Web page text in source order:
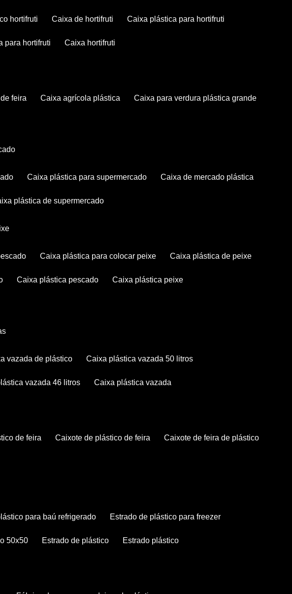
hortifruti caixa de hortifruti caixa plástica para hortifruti
para hortifruti caixa hortifruti
feira caixa agrícola plástica caixa para verdura plástica grande
caixa plástica para supermercado caixa de mercado plástica
plástica de supermercado
caixa plástica para colocar peixe caixa plástica de peixe
caixa plástica pescado caixa plástica peixe
vazada de plástico caixa plástica vazada 50 litros
vazada 46 litros caixa plástica vazada
de feira caixote de plástico de feira caixote de feira de plástico
para baú refrigerado estrado de plástico para freezer
50x50 estrado de plástico estrado plástico